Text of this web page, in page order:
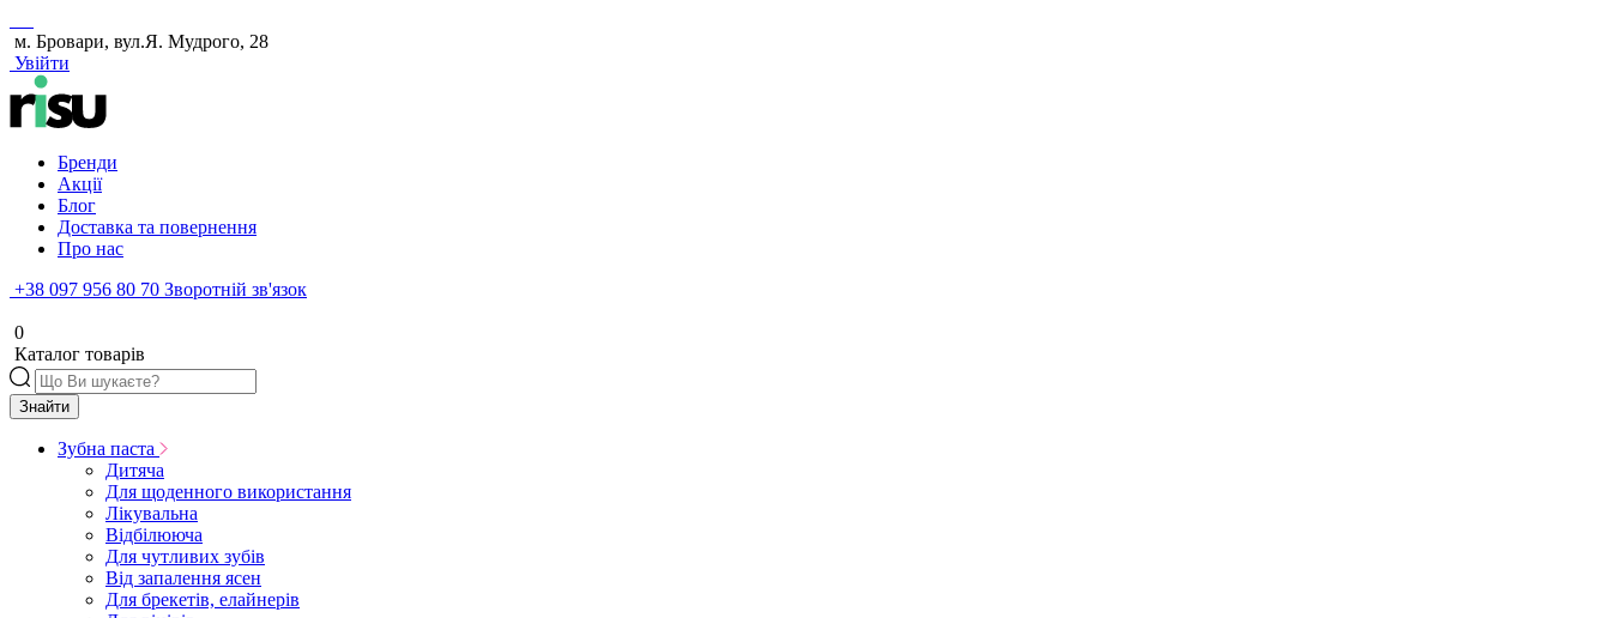
м. Бровари, вул.Я. Мудрого, 28
Увійти
Бренди
Акції
Блог
Доставка та повернення
Про нас
+38 097 956 80 70 Зворотній зв'язок
0
Каталог товарів
Знайти
Зубна паста
Дитяча
Для щоденного використання
Лікувальна
Відбілююча
Для чутливих зубів
Від запалення ясен
Для брекетів, елайнерів